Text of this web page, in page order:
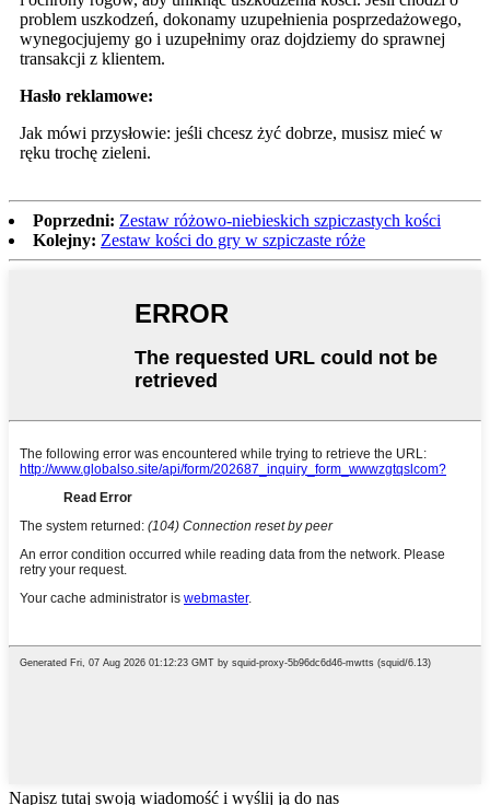
problem uszkodzeń, dokonamy uzupełnienia posprzedażowego,
wynegocjujemy go i uzupełnimy oraz dojdziemy do sprawnej
transakcji z klientem.
Hasło reklamowe:
Jak mówi przysłowie: jeśli chcesz żyć dobrze, musisz mieć w
ręku trochę zieleni.
Poprzedni: Zestaw różowo-niebieskich szpiczastych kości
Kolejny: Zestaw kości do gry w szpiczaste róże
Napisz tutaj swoją wiadomość i wyślij ją do nas